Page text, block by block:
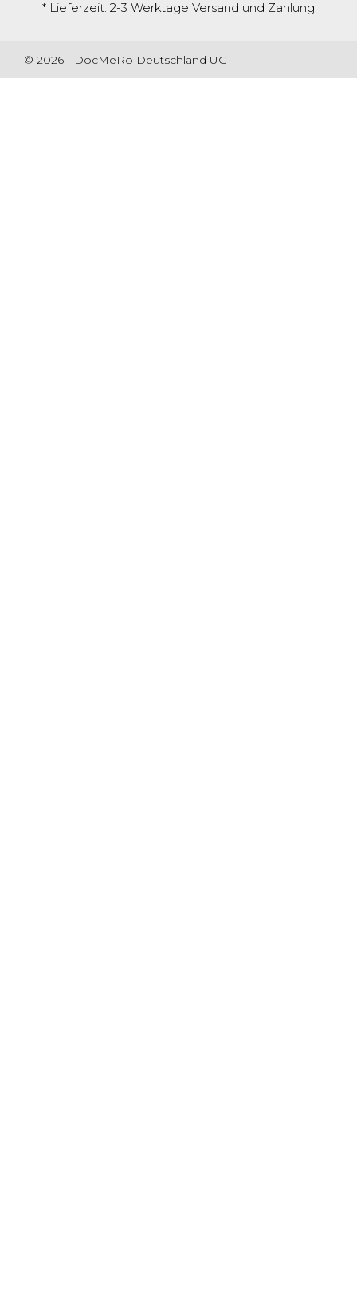
* Lieferzeit: 2-3 Werktage Versand und Zahlung
© 2026 - DocMeRo Deutschland UG